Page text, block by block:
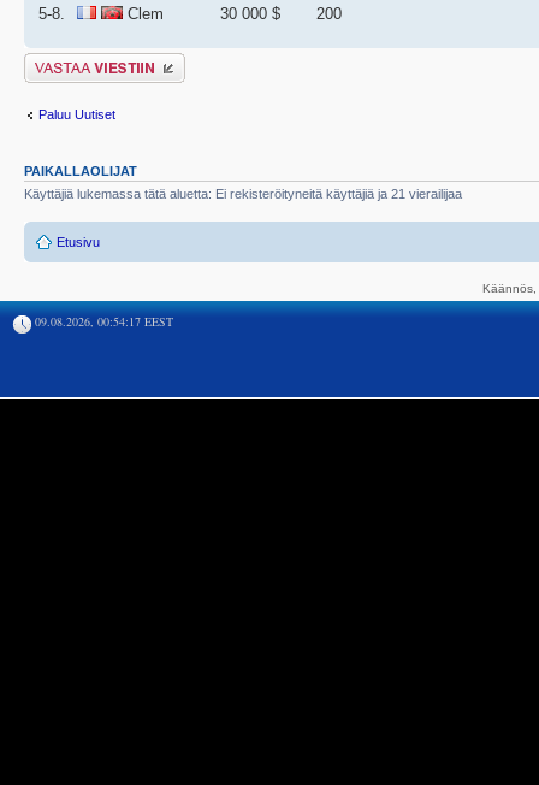
5-8.
Clem 30 000 $ 200
Lähetä vastaus
Paluu Uutiset
PAIKALLAOLIJAT
Käyttäjiä lukemassa tätä aluetta: Ei rekisteröityneitä käyttäjiä ja 21 vierailijaa
Etusivu
09.08.2026, 00:54:17 EEST